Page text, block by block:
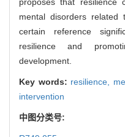
mental disorders related
certain reference
resilience and
development.
Key words: resilience,
intervention
中图分类号: